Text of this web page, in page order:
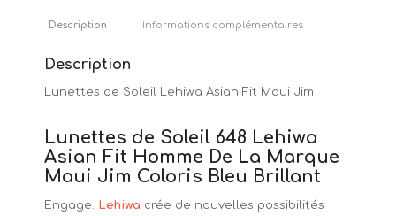
Description Informations complémentaires
Description
Lunettes de Soleil Lehiwa Asian Fit Maui Jim
Lunettes de Soleil 648 Lehiwa
Asian Fit Homme De La Marque
Maui Jim Coloris Bleu Brillant
Engage. Lehiwa crée de nouvelles possibilités